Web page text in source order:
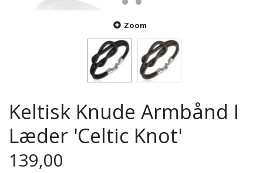
Zoom
Keltisk Knude Armbånd I
Læder 'Celtic Knot'
139,00